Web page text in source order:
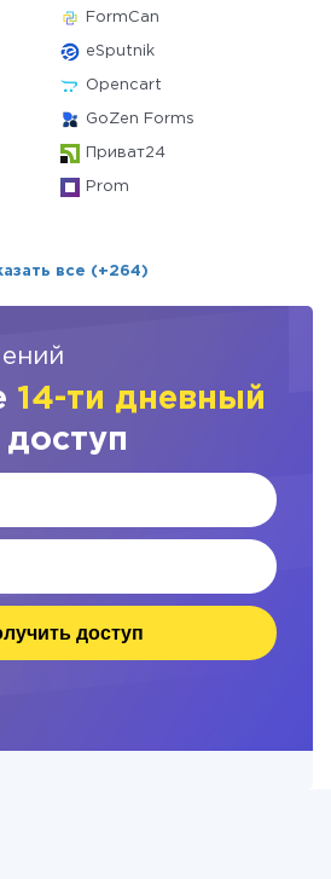
FormCan
eSputnik
Opencart
GoZen Forms
Приват24
Prom
все (+264)
14-ти дневный
доступ